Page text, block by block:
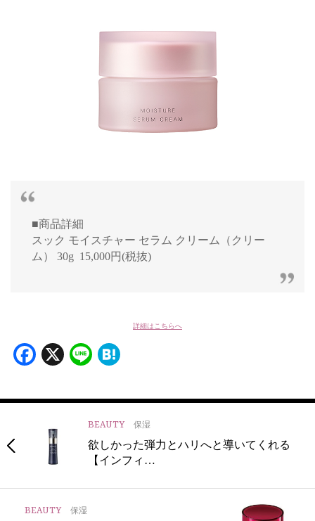
■商品詳細
スック モイスチャー セラム クリーム（クリー
ム） 30g 15,000円(税抜)
詳細はこちらへ
Facebook
X Line
BEAUTY 保湿
欲しかった弾力とハリへと導いてくれる
【インフィ…
BEAUTY 保湿